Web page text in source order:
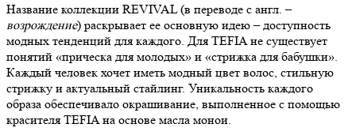
Название коллекции REVIVAL (в переводе с англ. –
возрождение) раскрывает ее основную идею – доступность
модных тенденций для каждого. Для TEFIA не существует
понятий «прическа для молодых» и «стрижка для бабушки».
Каждый человек хочет иметь модный цвет волос, стильную
стрижку и актуальный стайлинг. Уникальность каждого
образа обеспечивало окрашивание, выполненное с помощью
красителя TEFIA на основе масла монои.